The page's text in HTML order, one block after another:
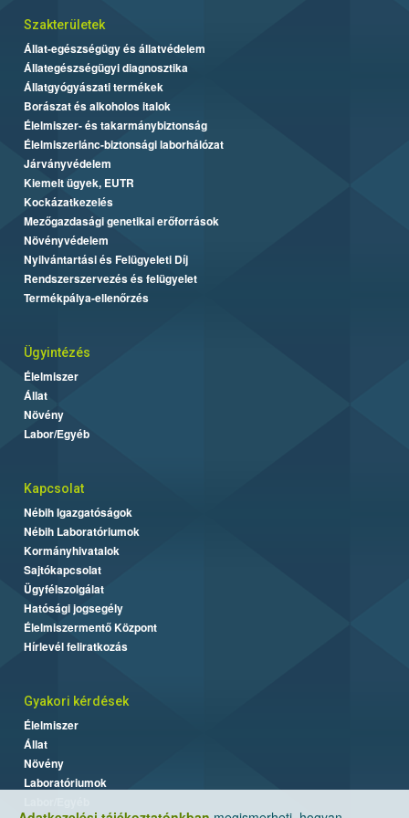
Szakterületek
Állat-egészségügy és állatvédelem
Állategészségügyi diagnosztika
Állatgyógyászati termékek
Borászat és alkoholos italok
Élelmiszer- és takarmánybiztonság
Élelmiszerlánc-biztonsági laborhálózat
Járványvédelem
Kiemelt ügyek, EUTR
Kockázatkezelés
Mezőgazdasági genetikai erőforrások
Növényvédelem
Nyilvántartási és Felügyeleti Díj
Rendszerszervezés és felügyelet
Termékpálya-ellenőrzés
Ügyintézés
Élelmiszer
Állat
Növény
Labor/Egyéb
Kapcsolat
Nébih Igazgatóságok
Nébih Laboratóriumok
Kormányhivatalok
Sajtókapcsolat
Ügyfélszolgálat
Hatósági jogsegély
Élelmiszermentő Központ
Hírlevél feliratkozás
Gyakori kérdések
Élelmiszer
Állat
Növény
Laboratóriumok